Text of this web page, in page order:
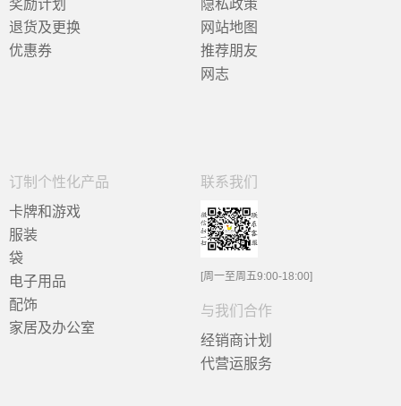
奖励计划
退货及更换
优惠券
隐私政策
网站地图
推荐朋友
网志
订制个性化产品
卡牌和游戏
服装
袋
电子用品
配饰
家居及办公室
联系我们
[周一至周五9:00-18:00]
与我们合作
经销商计划
代营运服务